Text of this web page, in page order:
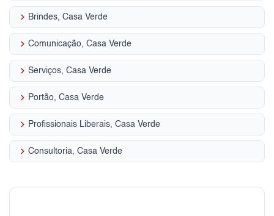
keyboard_arrow_right Brindes, Casa Verde
keyboard_arrow_right Comunicação, Casa Verde
keyboard_arrow_right Serviços, Casa Verde
keyboard_arrow_right Portão, Casa Verde
keyboard_arrow_right Profissionais Liberais, Casa Verde
keyboard_arrow_right Consultoria, Casa Verde